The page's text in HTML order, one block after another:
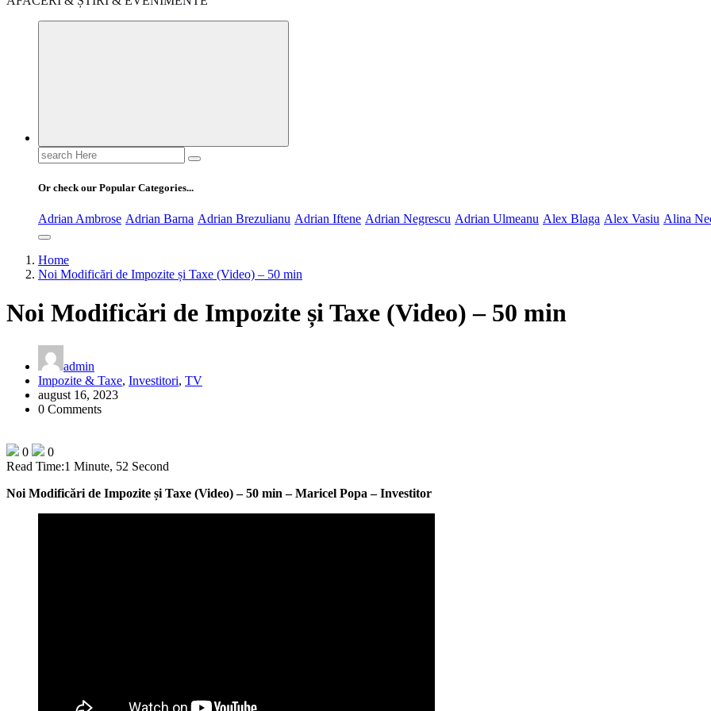
Search
for:
Or check our Popular Categories...
Adrian Ambrose Adrian Barna Adrian Brezulianu Adrian Iftene Adrian Negrescu Adrian Ulmeanu Alex Blaga Alex Vasiu Alina
Home
Noi Modificări de Impozite și Taxe (Video) – 50 min
Noi Modificări de Impozite și Taxe (Video) – 50 min
admin
Impozite & Taxe, Investitori, TV
august 16, 2023
0 Comments
0
0
Read Time:1 Minute, 52 Second
Noi Modificări de Impozite și Taxe (Video) – 50 min – Maricel Popa – Investitor